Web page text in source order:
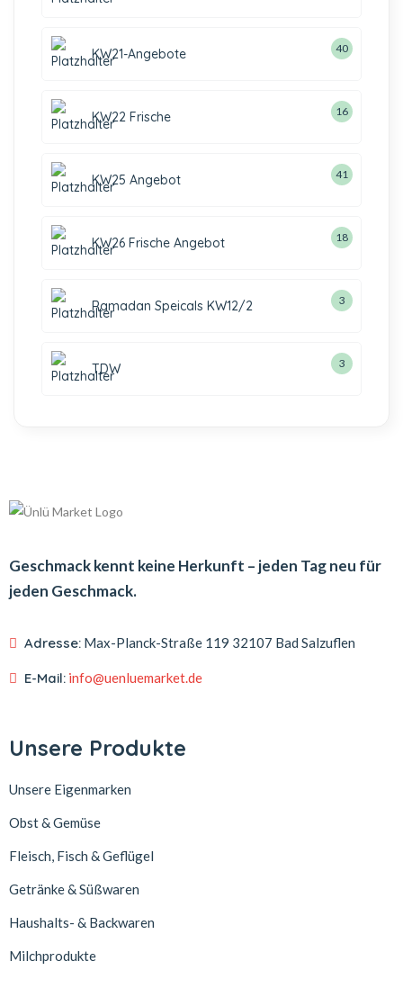
KW21-Angebote 40
KW22 Frische 16
KW25 Angebot 41
KW26 Frische Angebot 18
Ramadan Speicals KW12/2 3
TDW 3
Geschmack kennt keine Herkunft – jeden Tag neu für
jeden Geschmack.
Adresse: Max-Planck-Straße 119 32107 Bad Salzuflen
E-Mail: info@uenluemarket.de
Unsere Produkte
Unsere Eigenmarken
Obst & Gemüse
Fleisch, Fisch & Geflügel
Getränke & Süßwaren
Haushalts- & Backwaren
Milchprodukte